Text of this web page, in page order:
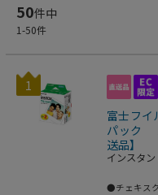
50件中
1-50件
1
富士フ
パック
送品】
インスタ
●チェキス